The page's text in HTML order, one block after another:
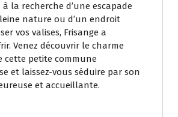
à la recherche d’une escapade
nature ou d’un endroit
vos valises, Frisange a
Venez découvrir le charme
cette petite commune
et laissez-vous séduire par son
et accueillante.